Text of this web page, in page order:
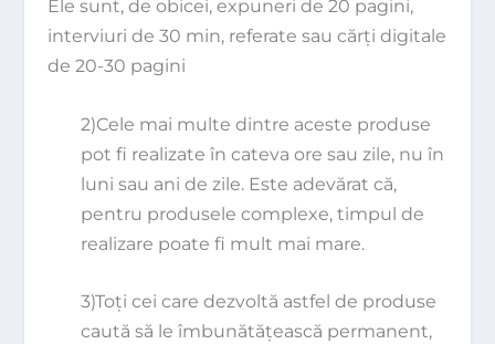
Ele sunt, de obicei, expuneri de 20 pagini,
interviuri de 30 min, referate sau cărţi digitale
de 20-30 pagini
2)Cele mai multe dintre aceste produse
pot fi realizate în cateva ore sau zile, nu în
luni sau ani de zile. Este adevărat că,
pentru produsele complexe, timpul de
realizare poate fi mult mai mare.
3)Toţi cei care dezvoltă astfel de produse
caută să le îmbunătăţească permanent,